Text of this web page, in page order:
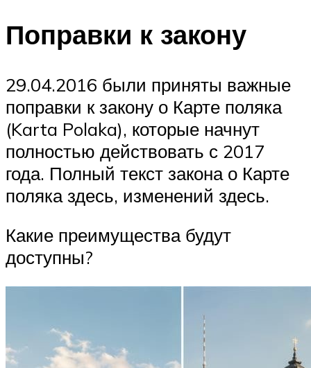
Поправки к закону
29.04.2016 были приняты важные
поправки к закону о Карте поляка
(Karta Polaka), которые начнут
полностью действовать с 2017
года. Полный текст закона о Карте
поляка здесь, изменений здесь.
Какие преимущества будут
доступны?